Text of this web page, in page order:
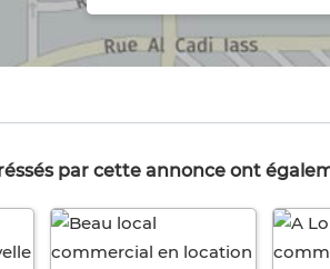
par cette annonce ont